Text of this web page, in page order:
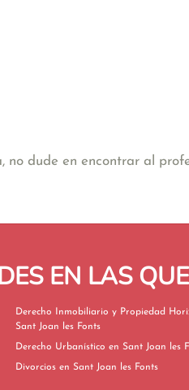
no dude en encontrar al
EN LAS
Derecho Inmobiliario y Propiedad
Sant Joan les Fonts
Derecho Urbanístico en Sant Joan
Divorcios en Sant Joan les Fonts